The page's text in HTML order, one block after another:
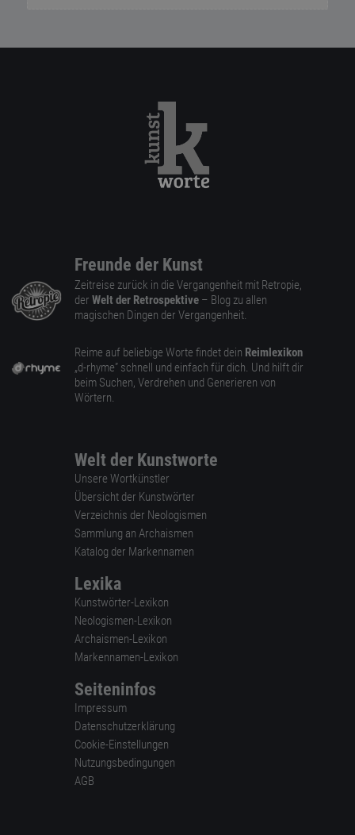
Freunde der Kunst
Zeitreise zurück in die Vergangenheit mit Retropie,
der Welt der Retrospektive – Blog zu allen
magischen Dingen der Vergangenheit.
Reime auf beliebige Worte findet dein Reimlexikon
„d-rhyme” schnell und einfach für dich. Und hilft dir
beim Suchen, Verdrehen und Generieren von
Wörtern.
Welt der Kunstworte
Unsere Wortkünstler
Übersicht der Kunstwörter
Verzeichnis der Neologismen
Sammlung an Archaismen
Katalog der Markennamen
Lexika
Kunstwörter-Lexikon
Neologismen-Lexikon
Archaismen-Lexikon
Markennamen-Lexikon
Seiteninfos
Impressum
Datenschutzerklärung
Cookie-Einstellungen
Nutzungsbedingungen
AGB